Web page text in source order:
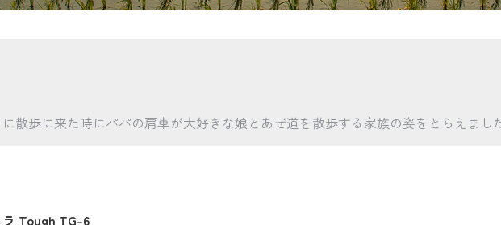
散歩に来た時にパパの肩車が大好きな娘とあぜ道を散歩する家族の姿をとらえまし
Tough TG-6